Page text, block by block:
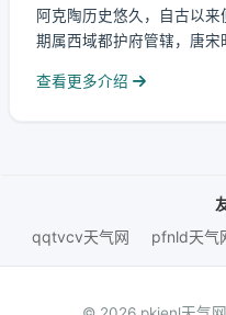
阿克陶历史悠久，自古以
期属西域都护府管辖，唐宋
查看更多介绍
qqtvcv天气网
pfnld天气